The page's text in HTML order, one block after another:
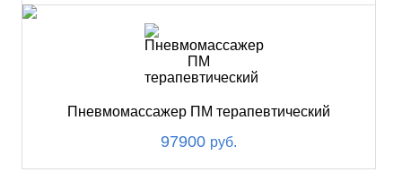
Пневмомассажер ПМ терапевтический
97900 руб.